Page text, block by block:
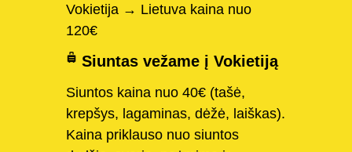
Vokietija → Lietuva kaina nuo
120€
Siuntas vežame į Vokietiją
Siuntos kaina nuo 40€ (tašė,
krepšys, lagaminas, dėžė, laiškas).
Kaina priklauso nuo siuntos